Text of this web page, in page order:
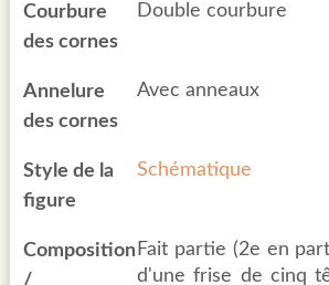
Courbure
des cornes
Double courbure
Annelure
des cornes
Avec anneaux
Style de la
figure
Schématique
Composition Fait partie (2e en
d'une frise de cinq